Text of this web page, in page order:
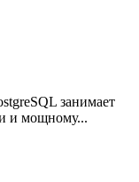
занимает
и мощному...